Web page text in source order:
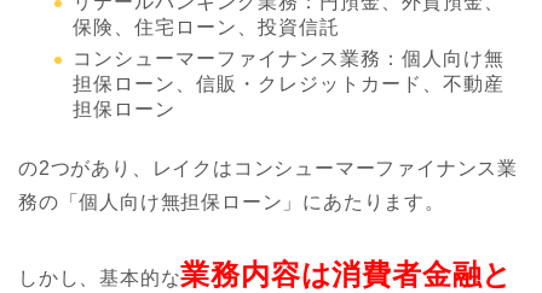
保険、住宅ローン、投資信託
コンシューマーファイナンス業務：個人向け無
担保ローン、信販・クレジットカード、不動産
担保ローン
の2つがあり、レイクはコンシューマーファイナンス業
務の「個人向け無担保ローン」にあたります。
しかし、基本的な業務内容は消費者金融と